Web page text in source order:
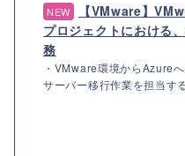
NEW
【VMware】
プロジェクトにおける
務
・VMware環境からAzure
サーバー移行作業を担当す